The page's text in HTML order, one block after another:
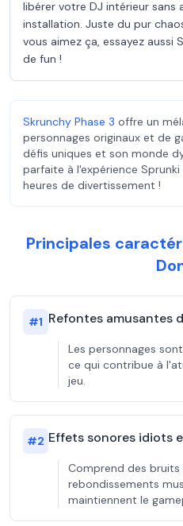
libérer votre DJ intérieur sans
installation. Juste du pur
vous aimez ça, essayez aussi
de fun !
Skrunchy Phase 3 offre un
personnages originaux et de
défis uniques et son monde
parfaite à l'expérience
heures de divertissement !
Principales
#1 Refontes amusantes
Les personnages
ce qui contribue à
jeu.
#2 Effets sonores idiots
Comprend des
rebondissements
maintiennent le